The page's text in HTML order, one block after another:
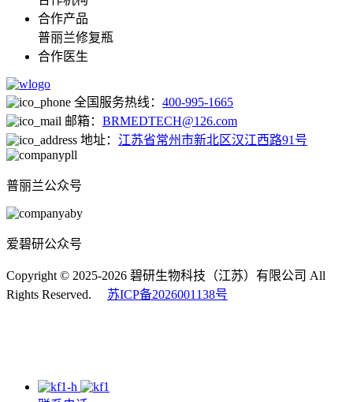
合作产品
普丽兰修复瓶
合作医生
全国服务热线： 400-995-1665
邮箱： BRMEDTECH@126.com
地址： 江苏省常州市新北区汉江西路91号
普丽兰公众号
爱碧研公众号
Copyright © 2025-2026 碧研生物科技（江苏）有限公司 All
Rights Reserved. 苏ICP备2026001138号